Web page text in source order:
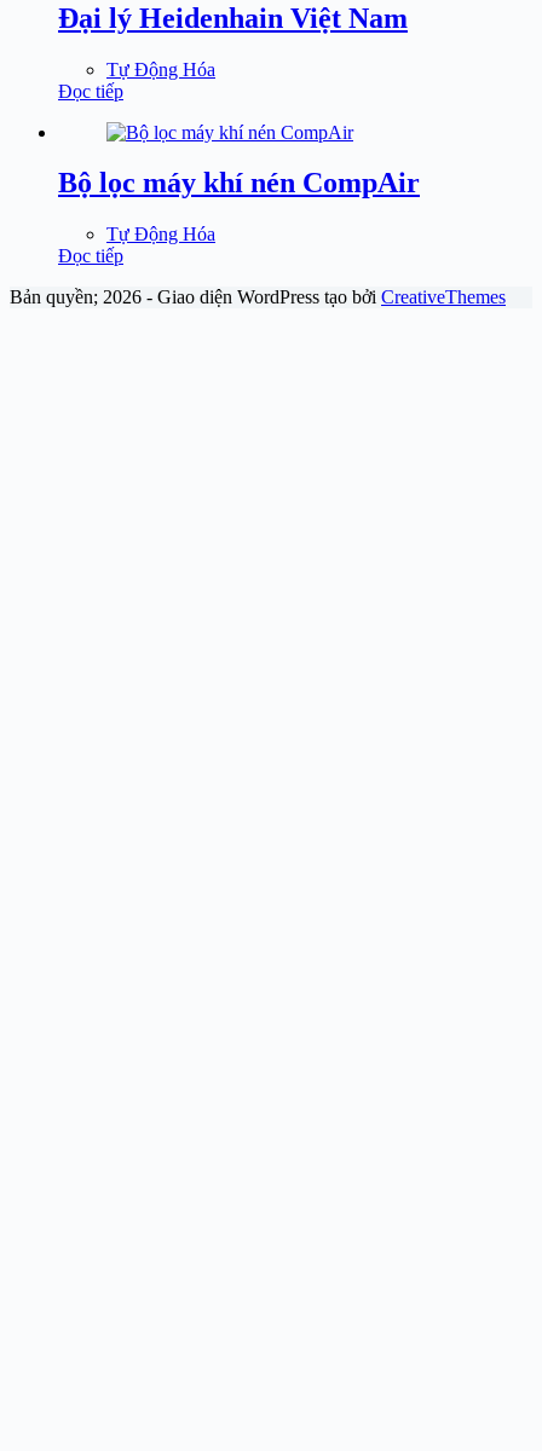
Đại lý Heidenhain Việt Nam
Tự Động Hóa
Đọc tiếp
Bộ lọc máy khí nén CompAir
Tự Động Hóa
Đọc tiếp
Bản quyền; 2026 - Giao diện WordPress tạo bởi CreativeThemes